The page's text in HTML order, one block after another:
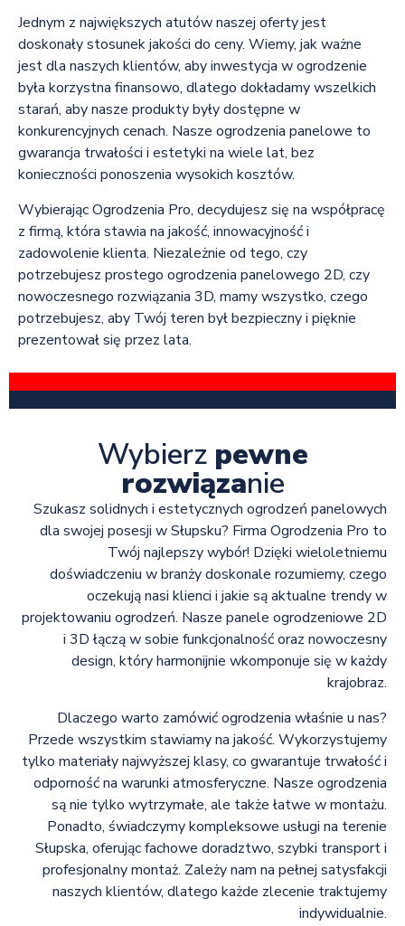
Jednym z największych atutów naszej oferty jest
doskonały stosunek jakości do ceny. Wiemy, jak ważne
jest dla naszych klientów, aby inwestycja w ogrodzenie
była korzystna finansowo, dlatego dokładamy wszelkich
starań, aby nasze produkty były dostępne w
konkurencyjnych cenach. Nasze ogrodzenia panelowe to
gwarancja trwałości i estetyki na wiele lat, bez
konieczności ponoszenia wysokich kosztów.
Wybierając Ogrodzenia Pro, decydujesz się na współpracę
z firmą, która stawia na jakość, innowacyjność i
zadowolenie klienta. Niezależnie od tego, czy
potrzebujesz prostego ogrodzenia panelowego 2D, czy
nowoczesnego rozwiązania 3D, mamy wszystko, czego
potrzebujesz, aby Twój teren był bezpieczny i pięknie
prezentował się przez lata.
Wybierz pewne
rozwiązanie
Szukasz solidnych i estetycznych ogrodzeń panelowych
dla swojej posesji w Słupsku? Firma Ogrodzenia Pro to
Twój najlepszy wybór! Dzięki wieloletniemu
doświadczeniu w branży doskonale rozumiemy, czego
oczekują nasi klienci i jakie są aktualne trendy w
projektowaniu ogrodzeń. Nasze panele ogrodzeniowe 2D
i 3D łączą w sobie funkcjonalność oraz nowoczesny
design, który harmonijnie wkomponuje się w każdy
krajobraz.
Dlaczego warto zamówić ogrodzenia właśnie u nas?
Przede wszystkim stawiamy na jakość. Wykorzystujemy
tylko materiały najwyższej klasy, co gwarantuje trwałość i
odporność na warunki atmosferyczne. Nasze ogrodzenia
są nie tylko wytrzymałe, ale także łatwe w montażu.
Ponadto, świadczymy kompleksowe usługi na terenie
Słupska, oferując fachowe doradztwo, szybki transport i
profesjonalny montaż. Zależy nam na pełnej satysfakcji
naszych klientów, dlatego każde zlecenie traktujemy
indywidualnie.